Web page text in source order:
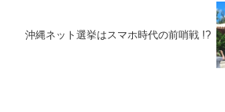
沖縄ネット選挙はスマホ時代の前哨戦 !?